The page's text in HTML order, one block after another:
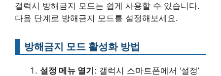
갤럭시 방해금지 모드는 쉽게 사용할 수 있습니다.
다음 단계로 방해금지 모드를 설정해보세요.
방해금지 모드 활성화 방법
설정 메뉴 열기: 갤럭시 스마트폰에서 ‘설정’